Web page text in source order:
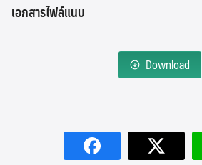
Search
เอกสารไฟล์แนบ
Download